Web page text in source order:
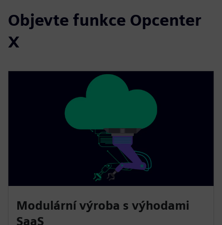
Objevte funkce Opcenter
X
Modulární výroba s výhodami
SaaS